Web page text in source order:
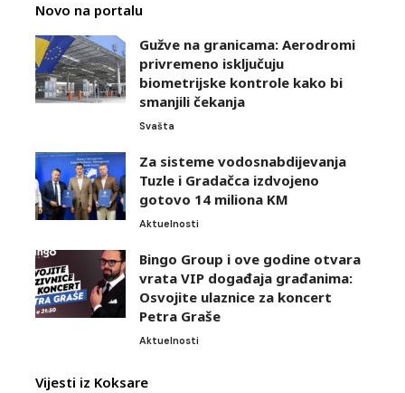
Novo na portalu
Gužve na granicama: Aerodromi
privremeno isključuju
biometrijske kontrole kako bi
smanjili čekanja
Svašta
Za sisteme vodosnabdijevanja
Tuzle i Gradačca izdvojeno
gotovo 14 miliona KM
Aktuelnosti
Bingo Group i ove godine otvara
vrata VIP događaja građanima:
Osvojite ulaznice za koncert
Petra Graše
Aktuelnosti
Vijesti iz Koksare